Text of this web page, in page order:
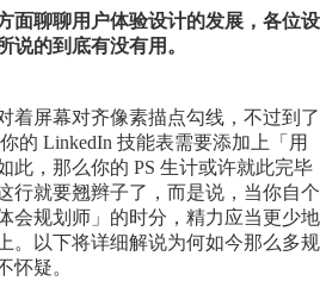
面聊聊用户体验设计的发展，各位设
说的到底有没有用。
着屏幕对齐像素描点勾线，不过到了
的 LinkedIn 技能表需要添加上「用
此，那么你的 PS 生计或许就此完毕
行就要翘辫子了，而是说，当你自个
会规划师」的时分，精力应当更少地
。以下将详细解说为何如今那么多规
怀疑。